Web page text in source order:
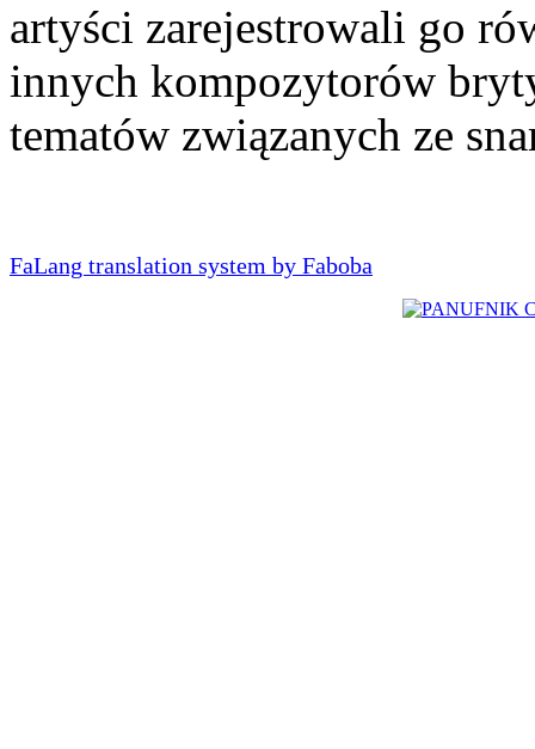
artyści zarejestrowali go
innych kompozytorów
tematów związanych ze
FaLang translation system by Faboba